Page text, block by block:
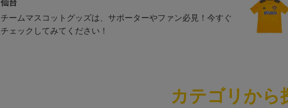
仙台
チームマスコットグッズは、サポーターやファン必見！今すぐ
チェックしてみてください！
カテゴリから